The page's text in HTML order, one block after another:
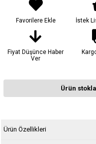
Favorilere Ekle İstek
Fiyat Düşünce Haber
Ver
Ürün
Ürün Özellikleri